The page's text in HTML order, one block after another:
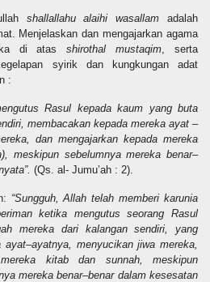
shallallahu alaihi wasallam adalah
Menjelaskan dan mengajarkan agama
di atasshirothal mustaqim, serta
syirik dan kungkungan adat
:
Rasul kepada kaum yang buta
membacakan kepada mereka ayat –
dan mengajarkan kepada mereka
meskipun sebelumnya mereka benar–
(Qs. al- Jumu’ah : 2).
“Sungguh, Allah telah memberi karunia
ketika mengutus seorang Rasul
mereka dari kalangan sendiri, yang
menyucikan jiwa mereka,
kitab dan sunnah, meskipun
mereka benar–benar dalam kesesatan